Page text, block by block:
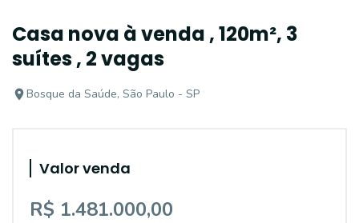
Casa nova à venda , 120m², 3
suítes , 2 vagas
Bosque da Saúde, São Paulo - SP
Valor venda
R$ 1.481.000,00